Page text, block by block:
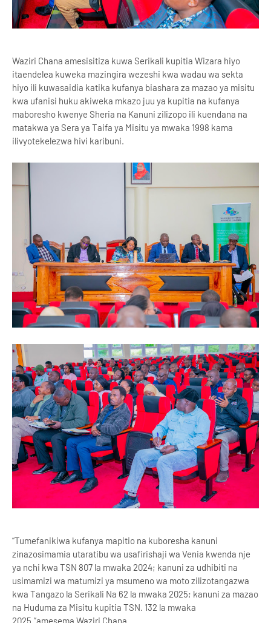
Waziri Chana amesisitiza kuwa Serikali kupitia Wizara hiyo
itaendelea kuweka mazingira wezeshi kwa wadau wa sekta
hiyo ili kuwasaidia katika kufanya biashara za mazao ya misitu
kwa ufanisi huku akiweka mkazo juu ya kupitia na kufanya
maboresho kwenye Sheria na Kanuni zilizopo ili kuendana na
matakwa ya Sera ya Taifa ya Misitu ya mwaka 1998 kama
ilivyotekelezwa hivi karibuni.
“Tumefanikiwa kufanya mapitio na kuboresha kanuni
zinazosimamia utaratibu wa usafirishaji wa Venia kwenda nje
ya nchi kwa TSN 807 la mwaka 2024; kanuni za udhibiti na
usimamizi wa matumizi ya msumeno wa moto zilizotangazwa
kwa Tangazo la Serikali Na 62 la mwaka 2025; kanuni za mazao
na Huduma za Misitu kupitia TSN. 132 la mwaka
2025.”amesema Waziri Chana.